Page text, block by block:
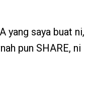
yang saya buat ni,
pun SHARE, ni